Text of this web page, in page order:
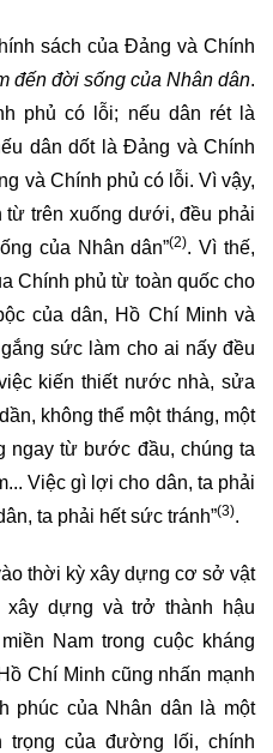
sách của Ðảng và Chính
đến đời sống của Nhân dân.
phủ có lỗi; nếu dân rét là
dân dốt là Ðảng và Chính
và Chính phủ có lỗi. Vì vậy,
trên xuống dưới, đều phải
của Nhân dân”(2). Vì thế,
Chính phủ từ toàn quốc cho
của dân, Hồ Chí Minh và
sức làm cho ai nấy đều
kiến thiết nước nhà, sửa
không thể một tháng, một
ngay từ bước đầu, chúng ta
Việc gì lợi cho dân, ta phải
ta phải hết sức tránh”(3).
thời kỳ xây dựng cơ sở vật
dựng và trở thành hậu
Nam trong cuộc kháng
Chí Minh cũng nhấn mạnh
phúc của Nhân dân là một
trọng của đường lối, chính